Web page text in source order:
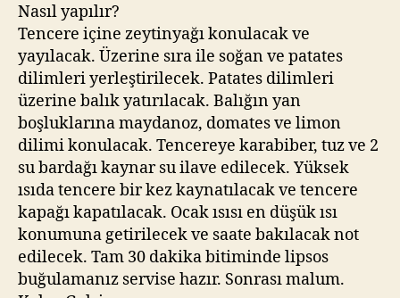
Nasıl yapılır?
Tencere içine zeytinyağı konulacak ve
yayılacak. Üzerine sıra ile soğan ve patates
dilimleri yerleştirilecek. Patates dilimleri
üzerine balık yatırılacak. Balığın yan
boşluklarına maydanoz, domates ve limon
dilimi konulacak. Tencereye karabiber, tuz ve 2
su bardağı kaynar su ilave edilecek. Yüksek
ısıda tencere bir kez kaynatılacak ve tencere
kapağı kapatılacak. Ocak ısısı en düşük ısı
konumuna getirilecek ve saate bakılacak not
edilecek. Tam 30 dakika bitiminde lipsos
buğulamanız servise hazır. Sonrası malum.